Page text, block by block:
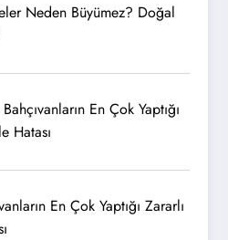
Neden Büyümez? Doğal
Bahçıvanların En Çok Yaptığı
Hatası
En Çok Yaptığı Zararlı